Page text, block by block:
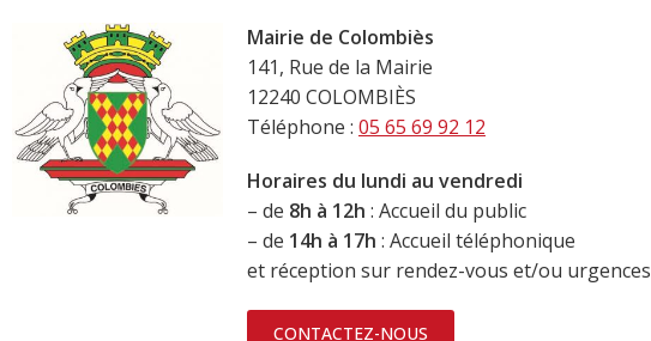
Mairie de Colombiès
141, Rue de la Mairie
12240 COLOMBIÈS
Téléphone : 05 65 69 92 12
Horaires du lundi au vendredi
– de 8h à 12h : Accueil du public
– de 14h à 17h : Accueil téléphonique
et réception sur rendez-vous et/ou urgences
CONTACTEZ-NOUS